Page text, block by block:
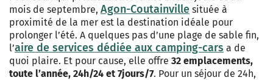
mois de septembre, Agon-Coutainville située à
proximité de la mer est la destination idéale pour
prolonger l’été. A quelques pas d’une plage de sable fin,
l’aire de services dédiée aux camping-cars a de
quoi plaire. Et pour cause, elle offre 32 emplacements,
toute l’année, 24h/24 et 7jours/7. Pour un séjour de 24h,